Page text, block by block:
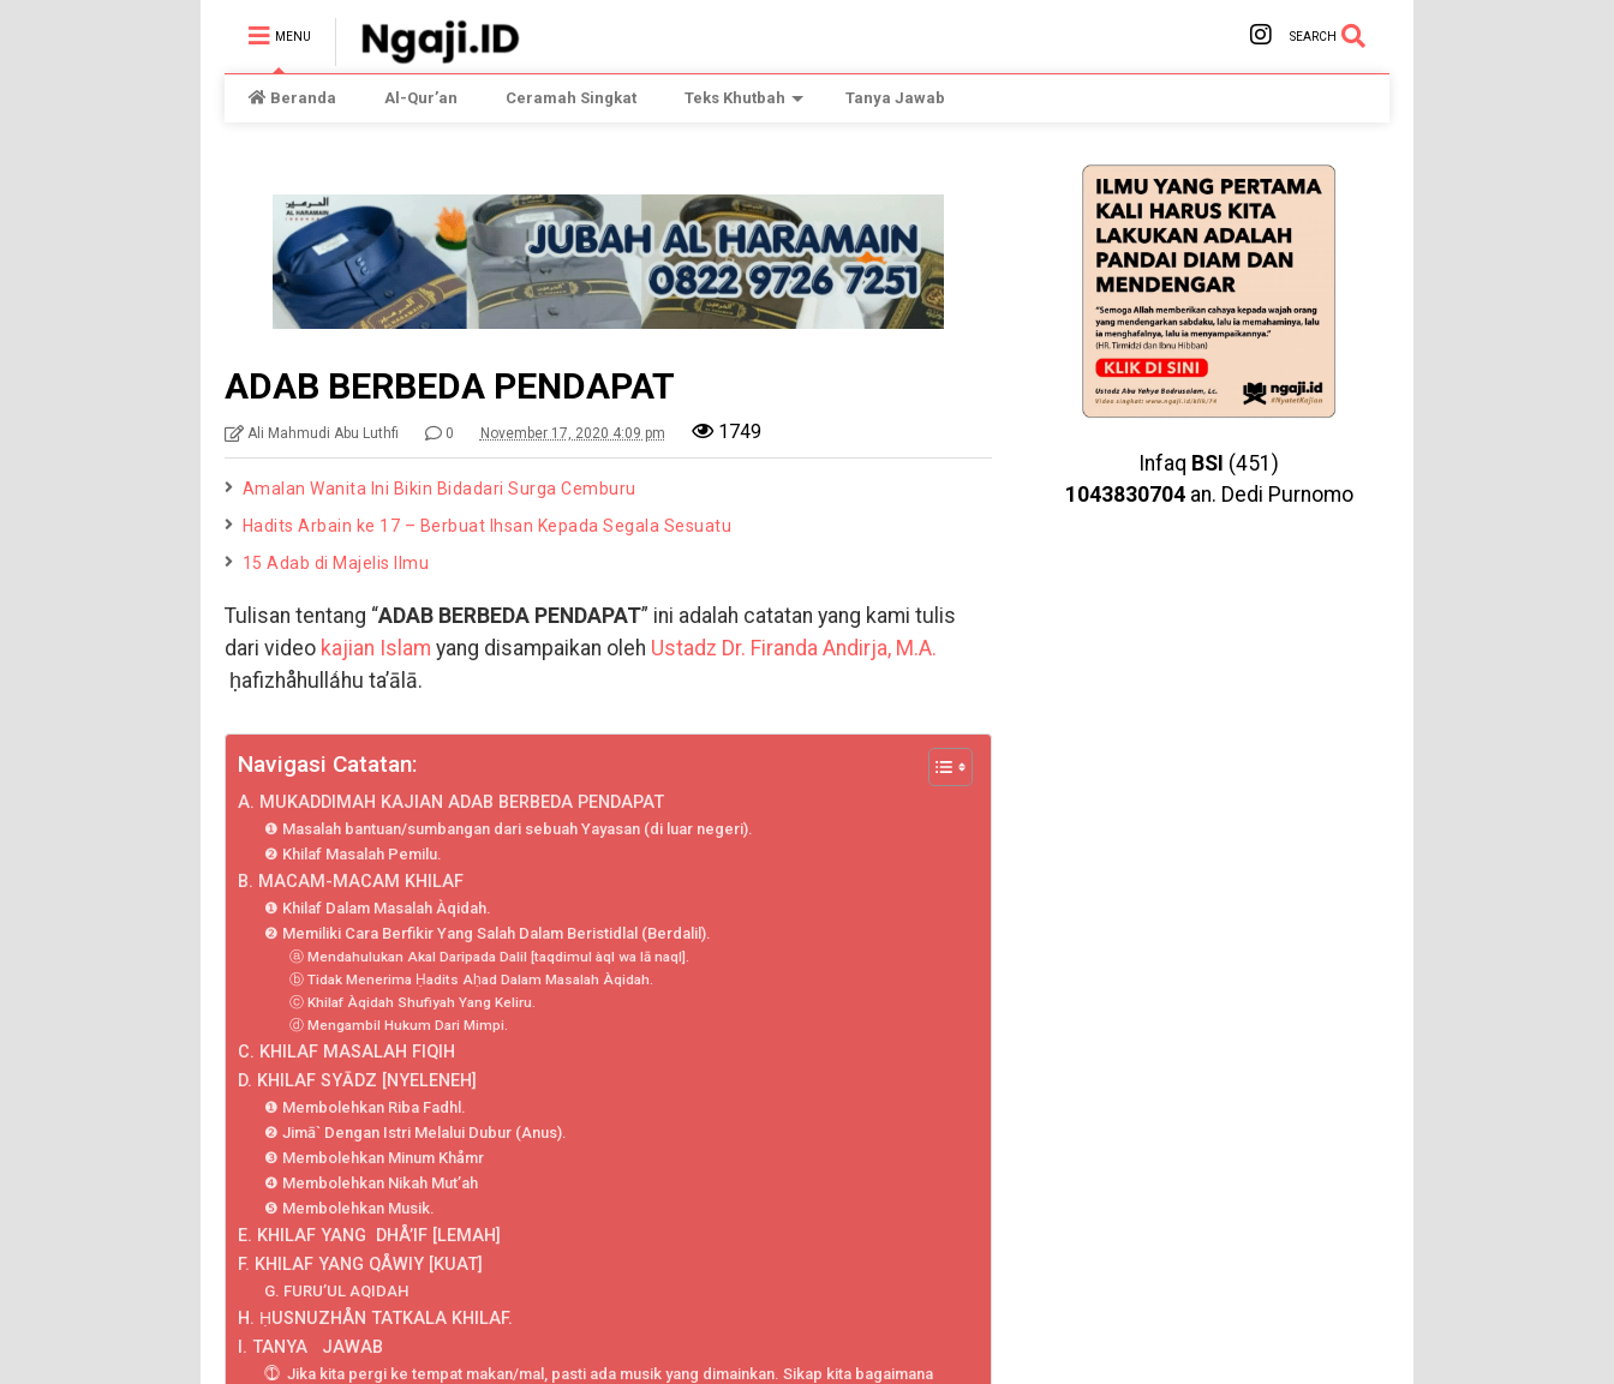
MENU SEARCH
Beranda Al-Qur’an Ceramah Singkat Teks Khutbah Tanya Jawab
ADAB BERBEDA PENDAPAT
Ali Mahmudi Abu Luthfi 0 November 17, 2020 4:09 pm 1749
Amalan Wanita Ini Bikin Bidadari Surga Cemburu
Hadits Arbain ke 17 – Berbuat Ihsan Kepada Segala Sesuatu
15 Adab di Majelis Ilmu
Tulisan tentang “ADAB BERBEDA PENDAPAT” ini adalah catatan yang kami tulis
dari video kajian Islam yang disampaikan oleh Ustadz Dr. Firanda Andirja, M.A.
ḥafizhåhullǻhu ta’ālā.
Navigasi Catatan:
A. MUKADDIMAH KAJIAN ADAB BERBEDA PENDAPAT
❶ Masalah bantuan/sumbangan dari sebuah Yayasan (di luar negeri).
❷ Khilaf Masalah Pemilu.
B. MACAM-MACAM KHILAF
❶ Khilaf Dalam Masalah Àqidah.
❷ Memiliki Cara Berfikir Yang Salah Dalam Beristidlal (Berdalil).
ⓐ Mendahulukan Akal Daripada Dalil [taqdimul àql wa lā naql].
ⓑ Tidak Menerima Ḥadits Aḥad Dalam Masalah Àqidah.
ⓒ Khilaf Àqidah Shufiyah Yang Keliru.
ⓓ Mengambil Hukum Dari Mimpi.
C. KHILAF MASALAH FIQIH
D. KHILAF SYĀDZ [NYELENEH]
❶ Membolehkan Riba Fadhl.
❷ Jimā` Dengan Istri Melalui Dubur (Anus).
❸ Membolehkan Minum Khåmr
❹ Membolehkan Nikah Mut’ah
❺ Membolehkan Musik.
E. KHILAF YANG DHÅ’IF [LEMAH]
F. KHILAF YANG QÅWIY [KUAT]
G. FURU’UL AQIDAH
H. ḤUSNUZHÅN TATKALA KHILAF.
I. TANYA JAWAB
⓵ Jika kita pergi ke tempat makan/mal, pasti ada musik yang dimainkan. Sikap kita bagaimana
Infaq BSI (451)
1043830704an. Dedi Purnomo